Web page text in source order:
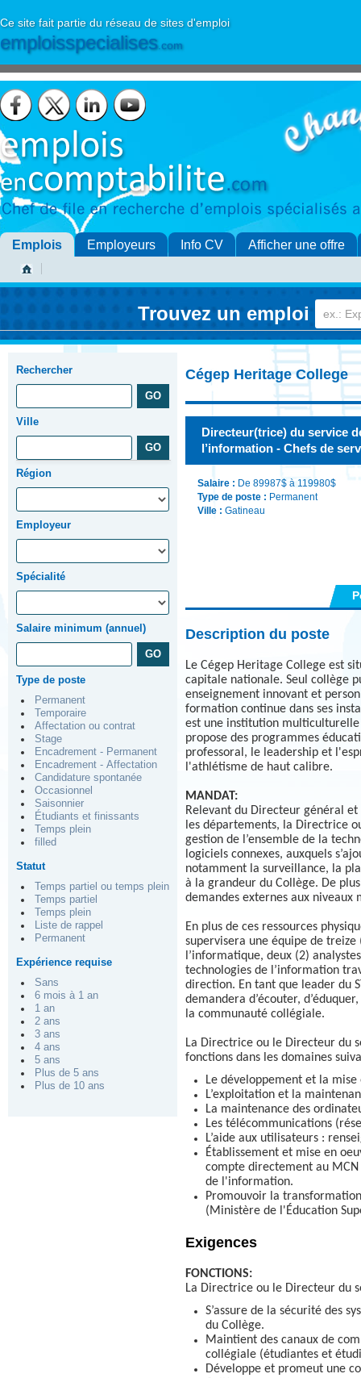
Ce site fait partie du réseau de sites d'emploi
emploisspecialises.com
Emplois Employeurs Info CV Afficher une offre
Trouvez un emploi
Rechercher
Ville
Région
Employeur
Spécialité
Salaire minimum (annuel)
Type de poste
Permanent
Temporaire
Affectation ou contrat
Stage
Encadrement - Permanent
Encadrement - Affectation
Candidature spontanée
Occasionnel
Saisonnier
Étudiants et finissants
Temps plein
filled
Statut
Temps partiel ou temps plein
Temps partiel
Temps plein
Liste de rappel
Permanent
Expérience requise
Sans
6 mois à 1 an
1 an
2 ans
3 ans
4 ans
5 ans
Plus de 5 ans
Plus de 10 ans
Cégep Heritage College
Directeur(trice) du service
l’information - Chefs de
Salaire : De 89987$ à 119980$
Type de poste : Permanent
Ville : Gatineau
Description du poste
Le Cégep Heritage College est
capitale nationale. Seul collège
enseignement innovant et
formation continue dans ses
est une institution multiculturelle
propose des programmes
professoral, le leadership et
l'athlétisme de haut calibre.
MANDAT:
Relevant du Directeur général
les départements, la Directrice
gestion de l’ensemble de la
logiciels connexes, auxquels
notamment la surveillance, la
à la grandeur du Collège. De
demandes externes aux
En plus de ces ressources
supervisera une équipe de
l’informatique, deux (2)
technologies de l’information
direction. En tant que leader du
demandera d’écouter,
la communauté collégiale.
La Directrice ou le Directeur du
fonctions dans les domaines
Le développement et la
L’exploitation et la
La maintenance des
Les télécommunications
L’aide aux utilisateurs :
Établissement et mise en
compte directement au
de l'information.
Promouvoir la
(Ministère de l'Éducation
Exigences
FONCTIONS:
La Directrice ou le Directeur du
S’assure de la sécurité des
du Collège.
Maintient des canaux de
collégiale (étudiantes et
Développe et promeut une